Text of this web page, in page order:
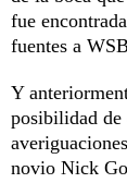
fue
fuentes a
Y
posibilidad de
novio Nick